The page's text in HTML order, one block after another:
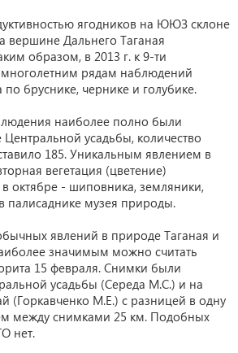
ягодников на ЮЮЗ склоне
вершине Дальнего Таганая
образом, в 2013 г. к 9-ти
рядам наблюдений
бруснике, чернике и голубике.
наиболее полно были
усадьбы, количество
185. Уникальным явлением в
вегетация (цветение)
октябре - шиповника, земляники,
палисаднике музея природы.
явлений в природе Таганая и
значимым можно считать
15 февраля. Снимки были
усадьбы (Середа М.С.) и на
(Горкавченко М.Е.) с разницей в одну
между снимками 25 км. Подобных
нет.